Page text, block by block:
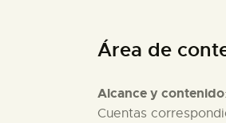
Área de
Alcance y contenido
Cuentas